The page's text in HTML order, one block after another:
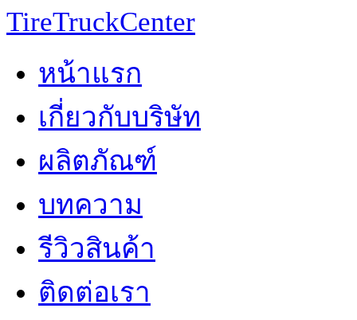
TireTruckCenter
หน้าแรก
เกี่ยวกับบริษัท
ผลิตภัณฑ์
บทความ
รีวิวสินค้า
ติดต่อเรา